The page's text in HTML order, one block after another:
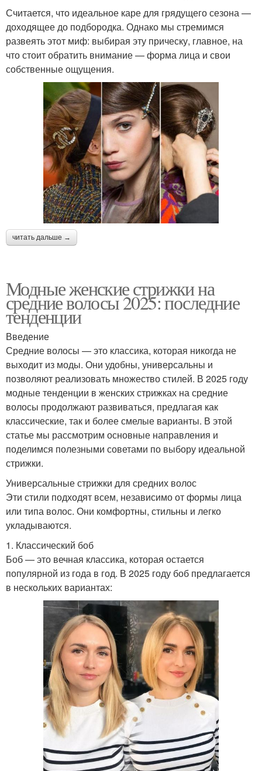
Считается, что идеальное каре для грядущего сезона —
доходящее до подбородка. Однако мы стремимся
развеять этот миф: выбирая эту прическу, главное, на
что стоит обратить внимание — форма лица и свои
собственные ощущения.
читать дальше →
Модные женские стрижки на
средние волосы 2025: последние
тенденции
Введение
Средние волосы — это классика, которая никогда не
выходит из моды. Они удобны, универсальны и
позволяют реализовать множество стилей. В 2025 году
модные тенденции в женских стрижках на средние
волосы продолжают развиваться, предлагая как
классические, так и более смелые варианты. В этой
статье мы рассмотрим основные направления и
поделимся полезными советами по выбору идеальной
стрижки.
Универсальные стрижки для средних волос
Эти стили подходят всем, независимо от формы лица
или типа волос. Они комфортны, стильны и легко
укладываются.
1. Классический боб
Боб — это вечная классика, которая остается
популярной из года в год. В 2025 году боб предлагается
в нескольких вариантах: